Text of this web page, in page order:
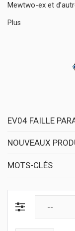
Mewtwo-ex et
Plus
EV04 FAILLE
NOUVEAUX
MOTS-CLÉS